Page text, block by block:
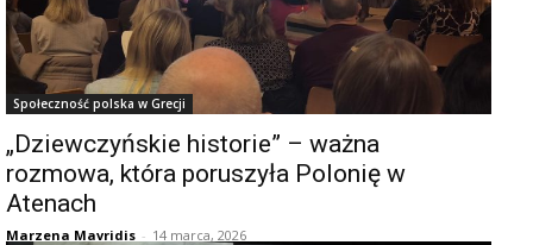
Społeczność polska w Grecji
„Dziewczyńskie historie” – ważna
rozmowa, która poruszyła Polonię w
Atenach
Marzena Mavridis - 14 marca, 2026